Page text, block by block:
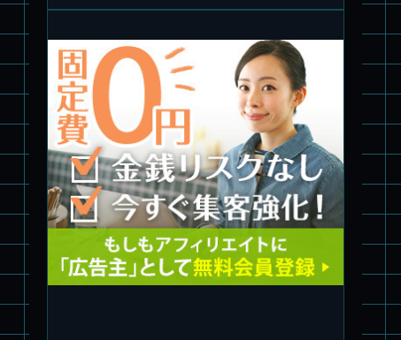
パチ組★WAVE 1/35 マーシィドッグ & ストライクドッグ